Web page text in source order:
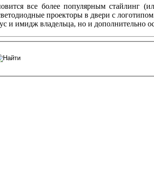
все более популярным стайлинг
проекторы в двери с
и имидж владельца, но и дополнительно